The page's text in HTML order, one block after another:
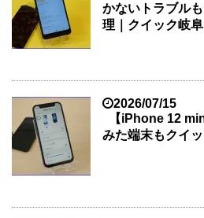
かないトラブル
理｜クイック岐阜
2026/07/15
【iPhone 12
みた端末もクイ